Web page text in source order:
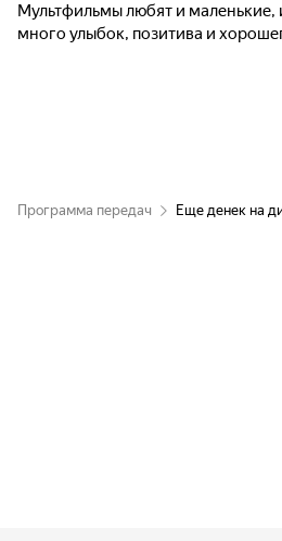
Мультфильмы любят и маленькие,
много улыбок, позитива и
Программа передач Еще денек на